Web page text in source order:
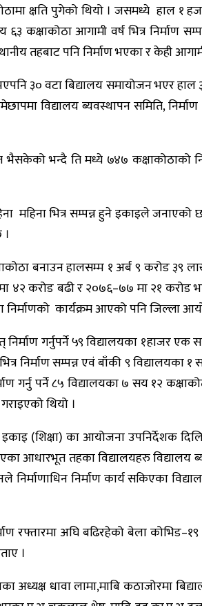
क्षति पुगेको थियो । जसमध्ये हाल १
आगामी वर्ष भित्र निर्माण
तहबाट पनि निर्माण भएका र केही
३० वटा बिद्यालय समायोजन भएर
विद्यालय ब्यवस्थापन समिति, निर्माण
भन्दै ति मध्ये ७४७ कक्षाकोठाको
महिना भित्र सम्पन्न हुने इकाइले
बनाउन हालसम्म १ अर्ब ९ करोड
४२ करोड बढी र २०७६–७७ मा २१
कार्यक्रम आएको पनि जिल्ला
गर्नुपर्ने ५९ विद्यालयका १हाजर
निर्माण सम्पन्न एवं बाँकी ९ विद्यालयका
गर्नु पर्ने ८५ विद्यालयका ७ सय १२
थियो ।
(शिक्षा) का आयोजना उपनिर्देशक
आधारभूत तहका विद्यालयहरु
निर्माण कार्य सकिएका
रफ्तारमा अघि बढिरहेको बेला
।
अध्यक्ष धावा लामा,माबि कठाजोरमा